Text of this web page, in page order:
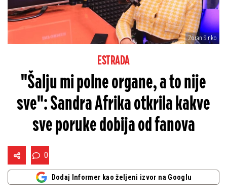
Zoran Sinko
ESTRADA
"Šalju mi polne organe, a to nije
sve": Sandra Afrika otkrila kakve
sve poruke dobija od fanova
0
Dodaj Informer kao željeni izvor na Googlu